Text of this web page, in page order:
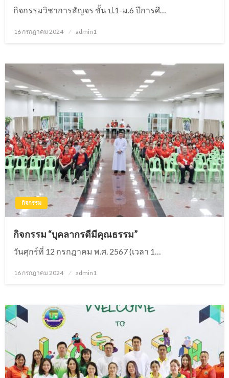
กิจกรรมวิชาการสัญจร ชั้น ป.1-ม.6 ปีการศึ…
Posted
16 กรกฎาคม 2024 admin1
กิจกรรม
กิจกรรม “บุคลากรดีมีคุณธรรม”
วันศุกร์ที่ 12 กรกฎาคม พ.ศ. 2567 (เวลา 1…
Posted
16 กรกฎาคม 2024 admin1